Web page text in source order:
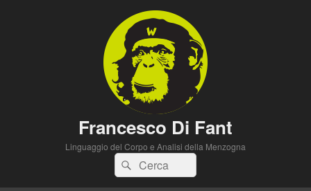
Francesco Di Fant
Linguaggio del Corpo e Analisi della Menzogna
Cerca:Cerca